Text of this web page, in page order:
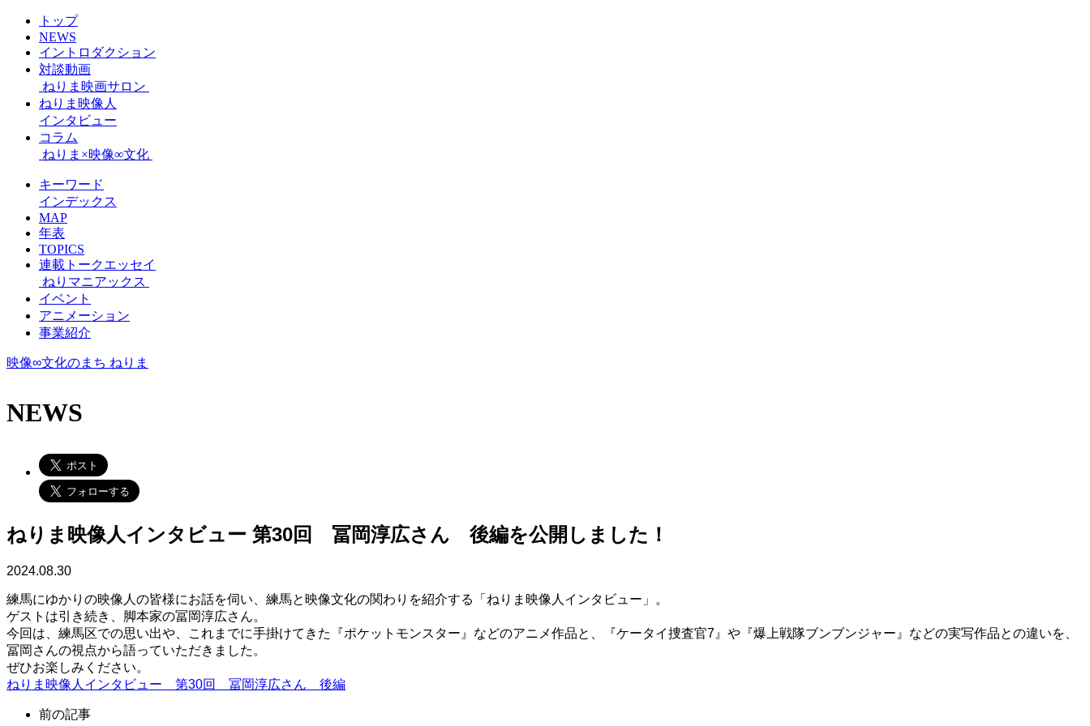
トップ
NEWS
イントロダクション
対談動画
ねりま映画サロン
ねりま映像人
インタビュー
コラム
ねりま×映像∞文化
キーワード
インデックス
MAP
年表
TOPICS
連載トークエッセイ
ねりマニアックス
イベント
アニメーション
事業紹介
映像∞文化のまち ねりま
NEWS
ねりま映像人インタビュー 第30回 冨岡淳広さん 後編を公開しました！
2024.08.30
練馬にゆかりの映像人の皆様にお話を伺い、練馬と映像文化の関わりを紹介する「ねりま映像人インタビュー」。
ゲストは引き続き、脚本家の冨岡淳広さん。
今回は、練馬区での思い出や、これまでに手掛けてきた『ポケットモンスター』などのアニメ作品と、『ケータイ捜査官7』や『爆上戦隊ブンブンジャー』などの実写作品との違いを、
冨岡さんの視点から語っていただきました。
ぜひお楽しみください。
ねりま映像人インタビュー 第30回 冨岡淳広さん 後編
前の記事